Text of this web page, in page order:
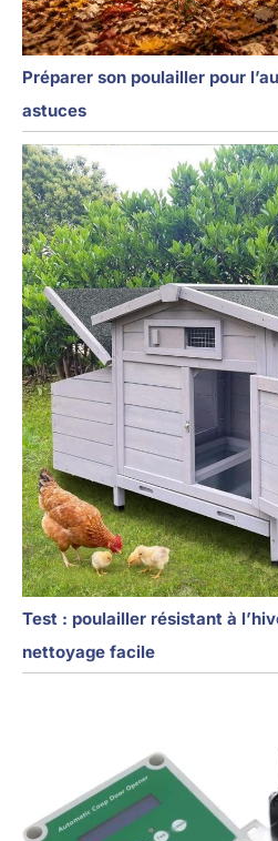
Préparer son poulailler pour
astuces
Test : poulailler résistant à
nettoyage facile